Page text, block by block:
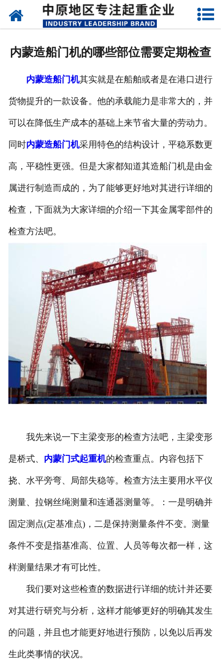
网站首页
企业视频
成功案例
联系我们
内蒙造船门机的哪些部位需要定期检查
内蒙造船门机其实就是在船舶或者是在港口进行
货物提升的一款设备。他的承载能力是非常大的，并
可以在降低生产成本的基础上来节省大量的劳动力。
同时内蒙造船门机采用特色的结构设计，平稳系数更
高，平稳性更强。但是大家都知道其造船门机是由金
属进行制造而成的，为了能够更好地对其进行详细的
检查，下面就为大家详细的介绍一下其金属零部件的
检查方法吧。
我先来说一下主梁变形的检查方法吧，主梁变形
是桥式、 内蒙门式起重机的检查重点。内容包括下
挠、水平旁弯、局部失稳等。检查方法主要用水平仪
测量、拉钢丝绳测量和连通器测量等。：一是明确并
固定测点(定基准点)，二是保持测量条件不变。测量
条件不变是指基准高、位置、人员等每次都一样，这
样测量结果才有可比性。
我们要对这些检查的数据进行详细的统计并还要
对其进行研究与分析，这样才能够更好的明确其发生
的问题，并且也才能更好地进行预防，以免以后再发
生此类事情的状况。